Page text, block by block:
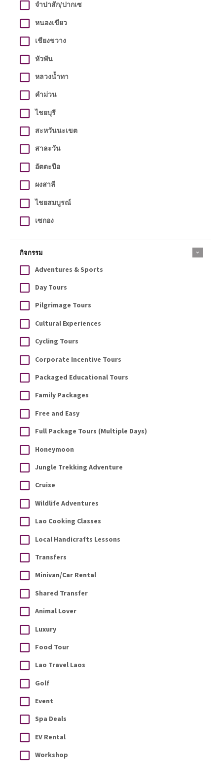
จำปาสัก/ปากเซ
หนองเขียว
เชียงขวาง
หัวพัน
หลวงน้ำทา
คำม่วน
ไชยบุรี
สะหวันนะเขต
สาละวัน
อัตตะปือ
ผงสาลี
ไชยสมบูรณ์
เซกอง
กิจกรรม
Adventures & Sports
Day Tours
Pilgrimage Tours
Cultural Experiences
Cycling Tours
Corporate Incentive Tours
Packaged Educational Tours
Family Packages
Free and Easy
Full Package Tours (Multiple Days)
Honeymoon
Jungle Trekking Adventure
Cruise
Wildlife Adventures
Lao Cooking Classes
Local Handicrafts Lessons
Transfers
Minivan/Car Rental
Shared Transfer
Animal Lover
Luxury
Food Tour
Lao Travel Laos
Golf
Event
Spa Deals
EV Rental
Workshop